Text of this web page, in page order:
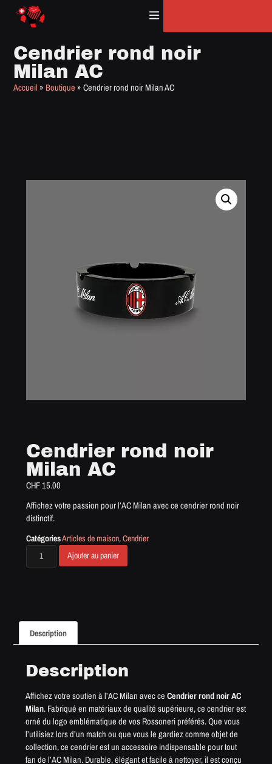
Cendrier rond noir
Milan AC
Accueil » Boutique »Cendrier rond noir Milan AC
Cendrier rond noir
Milan AC
CHF15.00
Affichez votre passion pour l’AC Milan avec ce cendrier rond noir
distinctif.
CatégoriesArticles de maison,Cendrier
Ajouter au panier
Description
Description
Affichez votre soutien à l’AC Milan avec ceCendrier rond noir AC
Milan. Fabriqué en matériaux de qualité supérieure, ce cendrier est
orné du logo emblématique de vos Rossoneri préférés. Que vous
l’utilisiez lors d’un match ou que vous le gardiez comme objet de
collection, ce cendrier est un accessoire indispensable pour tout
fan de l’AC Milan. Durable, élégant et facile à nettoyer, il est conçu
Panneau de gestion des cookies